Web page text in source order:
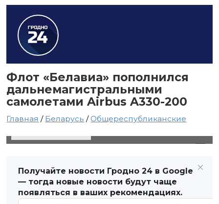
Флот «Белавиа» пополнился
дальнемагистральными
самолетами Airbus A330-200
Главная / Беларусь /Общереспубликанские
Получайте новости Гродно 24 в Google
— тогда новые новости будут чаще
появляться в ваших рекомендациях.